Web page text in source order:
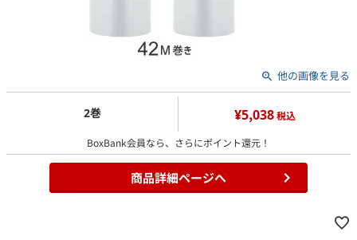
他の画像を見る
2巻 ¥5,038 税込
BoxBank会員なら、さらにポイント還元！
商品詳細ページへ